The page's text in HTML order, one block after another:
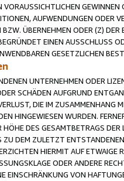
AUFWENDUNGEN ODER
ÜBERNEHMEN ODER (Z)
EINEN AUSSCHLUSS
GESETZLICHEN
UNTERNEHMEN ODER
SCHÄDEN AUFGRUND
DIE IM ZUSAMMENHANG
HINGEWIESEN WURDEN.
HÖHE DES GESAMTBETRAGS
ZU DEM ZULETZT
HIERMIT AUF
ODER ANDERE
EINSCHRÄNKUNG VON